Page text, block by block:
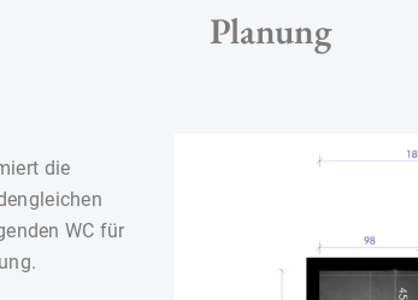
Planung
die
WC für